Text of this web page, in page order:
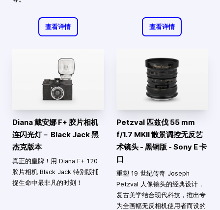
查看详情 查看详情
Diana 戴安娜 F+ 胶片相机
连闪光灯－ Black Jack 黑
杰克版本
真正的皇牌！用 Diana F+ 120
胶片相机 Black Jack 特别版捕
捉生命中最非凡的时刻！
Petzval 匹兹伐 55 mm
f/1.7 MKII 散景调控无反艺
术镜头 - 黑铜版 - Sony E 卡
口
重塑 19 世纪传奇 Joseph
Petzval 人像镜头的经典设计，
复古美学结合现代科技，推出专
为全画幅无反相机使用者而设的